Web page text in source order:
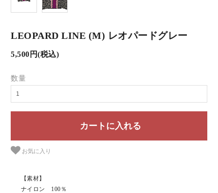
LEOPARD LINE (M) レオパードグレー
5,500円(税込)
数量
お気に入り
【素材】
ナイロン 100％